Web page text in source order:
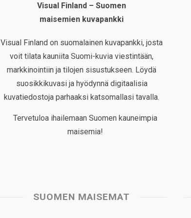
Visual Finland – Suomen
maisemien kuvapankki
Visual Finland on suomalainen kuvapankki, josta
voit tilata kauniita Suomi-kuvia viestintään,
markkinointiin ja tilojen sisustukseen. Löydä
suosikkikuvasi ja hyödynnä digitaalisia
kuvatiedostoja parhaaksi katsomallasi tavalla.
Tervetuloa ihailemaan Suomen kauneimpia
maisemia!
SUOMEN MAISEMAT